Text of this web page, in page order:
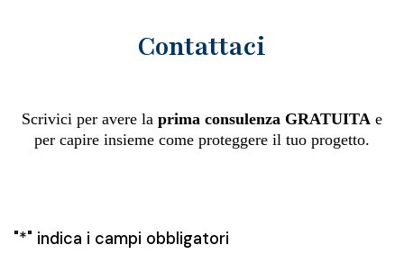
Contattaci
Scrivici per avere la prima consulenza GRATUITA e
per capire insieme come proteggere il tuo progetto.
"*" indica i campi obbligatori